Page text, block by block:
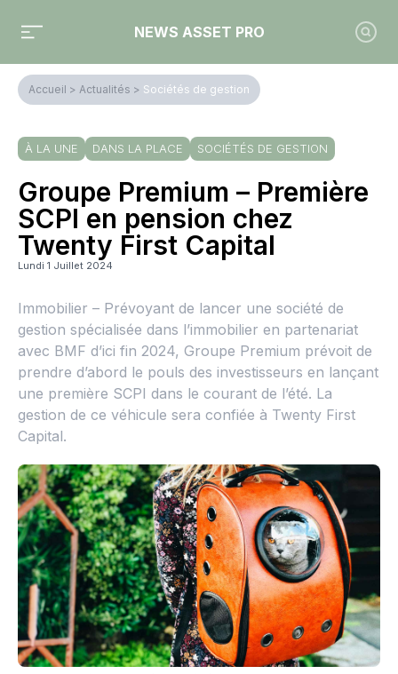
NEWS ASSET PRO
Accueil > Actualités > Sociétés de gestion
À LA UNE DANS LA PLACE SOCIÉTÉS DE GESTION
Groupe Premium – Première
SCPI en pension chez
Twenty First Capital
Lundi 1 Juillet 2024
Immobilier – Prévoyant de lancer une société de
gestion spécialisée dans l’immobilier en partenariat
avec BMF d’ici fin 2024, Groupe Premium prévoit de
prendre d’abord le pouls des investisseurs en lançant
une première SCPI dans le courant de l’été. La
gestion de ce véhicule sera confiée à Twenty First
Capital.